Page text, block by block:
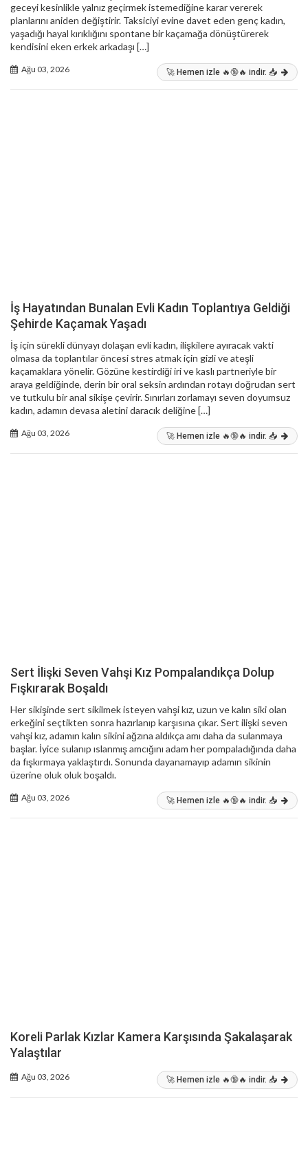
geceyi kesinlikle yalnız geçirmek istemediğine karar vererek
planlarını aniden değiştirir. Taksiciyi evine davet eden genç kadın,
yaşadığı hayal kırıklığını spontane bir kaçamağa dönüştürerek
kendisini eken erkek arkadaşı […]
Ağu 03, 2026 🚀 Hemen izle 🔥🔞🔥 indir. 📥
İş Hayatından Bunalan Evli Kadın Toplantıya Geldiği
Şehirde Kaçamak Yaşadı
İş için sürekli dünyayı dolaşan evli kadın, ilişkilere ayıracak vakti
olmasa da toplantılar öncesi stres atmak için gizli ve ateşli
kaçamaklara yönelir. Gözüne kestirdiği iri ve kaslı partneriyle bir
araya geldiğinde, derin bir oral seksin ardından rotayı doğrudan sert
ve tutkulu bir anal sikişe çevirir. Sınırları zorlamayı seven doyumsuz
kadın, adamın devasa aletini daracık deliğine […]
Ağu 03, 2026 🚀 Hemen izle 🔥🔞🔥 indir. 📥
Sert İlişki Seven Vahşi Kız Pompalandıkça Dolup
Fışkırarak Boşaldı
Her sikişinde sert sikilmek isteyen vahşi kız, uzun ve kalın siki olan
erkeğini seçtikten sonra hazırlanıp karşısına çıkar. Sert ilişki seven
vahşi kız, adamın kalın sikini ağzına aldıkça amı daha da sulanmaya
başlar. İyice sulanıp ıslanmış amcığını adam her pompaladığında daha
da fışkırmaya yaklaştırdı. Sonunda dayanamayıp adamın sikinin
üzerine oluk oluk boşaldı.
Ağu 03, 2026 🚀 Hemen izle 🔥🔞🔥 indir. 📥
Koreli Parlak Kızlar Kamera Karşısında Şakalaşarak
Yalaştılar
Ağu 03, 2026 🚀 Hemen izle 🔥🔞🔥 indir. 📥